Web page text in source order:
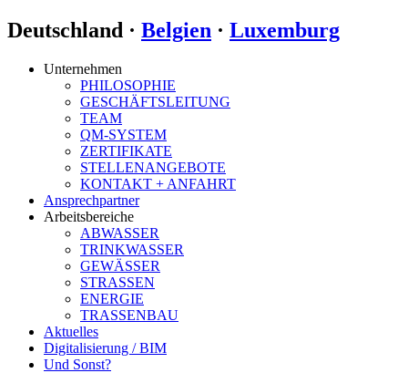
Deutschland · Belgien · Luxemburg
Unternehmen
PHILOSOPHIE
GESCHÄFTSLEITUNG
TEAM
QM-SYSTEM
ZERTIFIKATE
STELLENANGEBOTE
KONTAKT + ANFAHRT
Ansprechpartner
Arbeitsbereiche
ABWASSER
TRINKWASSER
GEWÄSSER
STRASSEN
ENERGIE
TRASSENBAU
Aktuelles
Digitalisierung / BIM
Und Sonst?